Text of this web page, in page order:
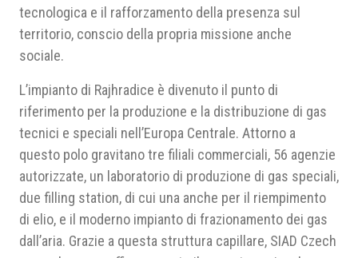
tecnologica e il rafforzamento della presenza sul
territorio, conscio della propria missione anche
sociale.
L’impianto di Rajhradice è divenuto il punto di
riferimento per la produzione e la distribuzione di gas
tecnici e speciali nell’Europa Centrale. Attorno a
questo polo gravitano tre filiali commerciali, 56 agenzie
autorizzate, un laboratorio di produzione di gas speciali,
due filling station, di cui una anche per il riempimento
di elio, e il moderno impianto di frazionamento dei gas
dall’aria. Grazie a questa struttura capillare, SIAD Czech